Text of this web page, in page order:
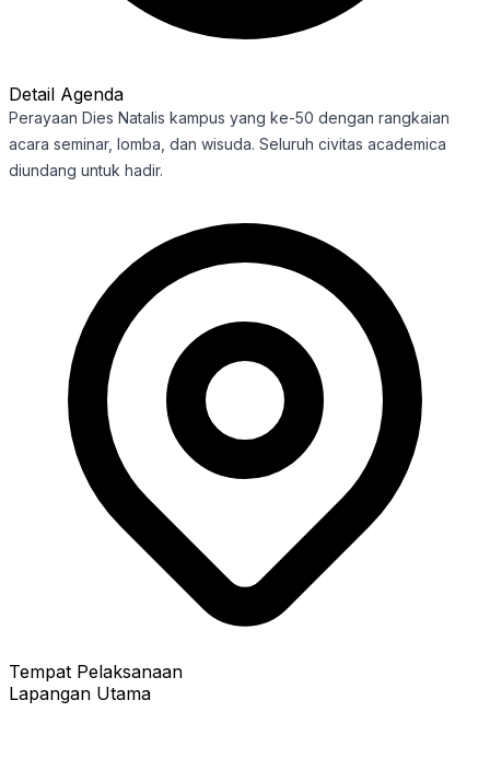
Detail Agenda
Perayaan Dies Natalis kampus yang ke-50 dengan rangkaian
acara seminar, lomba, dan wisuda. Seluruh civitas academica
diundang untuk hadir.
Tempat Pelaksanaan
Lapangan Utama